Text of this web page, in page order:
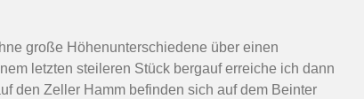
große Höhenunterschiedene über einen
letzten steileren Stück bergauf erreiche ich dann
den Zeller Hamm befinden sich auf dem Beinter